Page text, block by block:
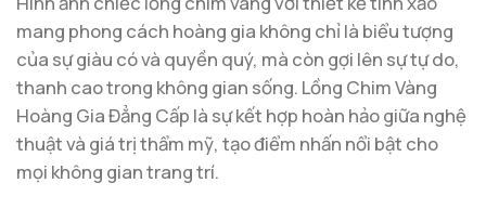
mang phong cách hoàng gia không chỉ là biểu tượng
của sự giàu có và quyền quý, mà còn gợi lên sự tự do,
thanh cao trong không gian sống. Lồng Chim Vàng
Hoàng Gia Đẳng Cấp là sự kết hợp hoàn hảo giữa nghệ
thuật và giá trị thẩm mỹ, tạo điểm nhấn nổi bật cho
mọi không gian trang trí.